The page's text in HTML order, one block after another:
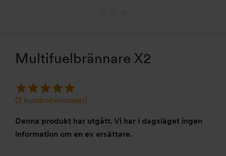
Multifuelbrännare X2
(2 kundrecensioner)
Denna produkt har utgått. Vi har i dagsläget ingen
information om en ev ersättare.